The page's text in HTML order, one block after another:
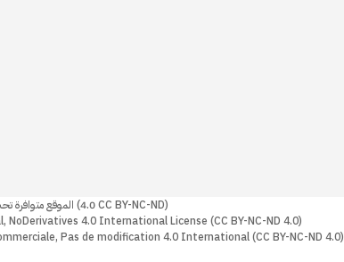
الموقع متوافرة تحت ترخيص المشاع الابداعي نَسب المُصنَّف – غير تجاري – منع الاشتقاق 4.0 دولي (4.0 CC BY-NC-ND)
4.0 International License (CC BY-NC-ND 4.0)
Pas de modification 4.0 International (CC BY-NC-ND 4.0)